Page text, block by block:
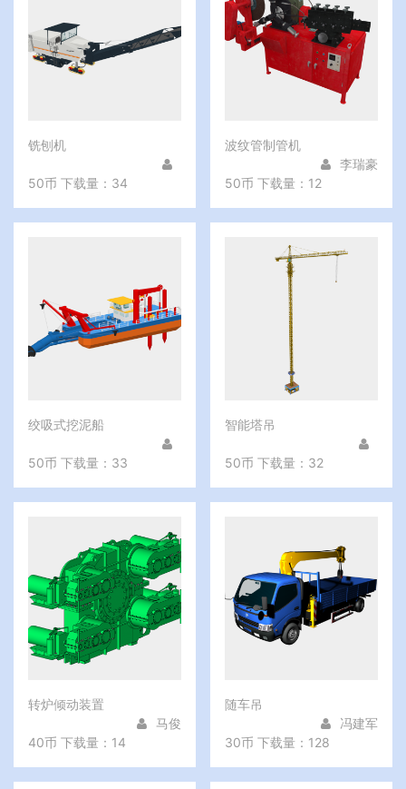
铣刨机
50币 下载量：34
波纹管制管机
李瑞豪
50币 下载量：12
绞吸式挖泥船
50币 下载量：33
智能塔吊
50币 下载量：32
转炉倾动装置
马俊
40币 下载量：14
随车吊
冯建军
30币 下载量：128